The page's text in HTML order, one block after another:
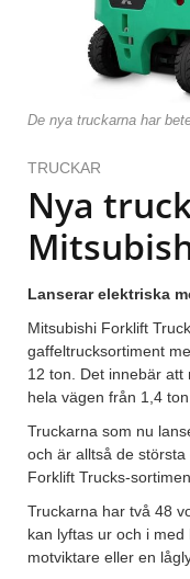
De nya truckarna har
TRUCKAR
Nya
Lanserar elektriska
Mitsubishi Forklift
gaffeltrucksortiment
12 ton. Det innebär
hela vägen från 1,4
Truckarna som nu
och är alltså de
Forklift Trucks-
Truckarna har två 48
kan lyftas ur och i
motviktare eller en